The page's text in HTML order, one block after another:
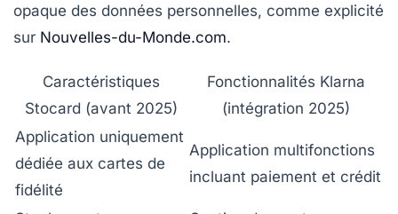
opaque des données personnelles, comme explicité
sur Nouvelles-du-Monde.com.
Caractéristiques
Stocard (avant 2025)
Fonctionnalités Klarna
(intégration 2025)
Application uniquement
dédiée aux cartes de
fidélité
Application multifonctions
incluant paiement et crédit